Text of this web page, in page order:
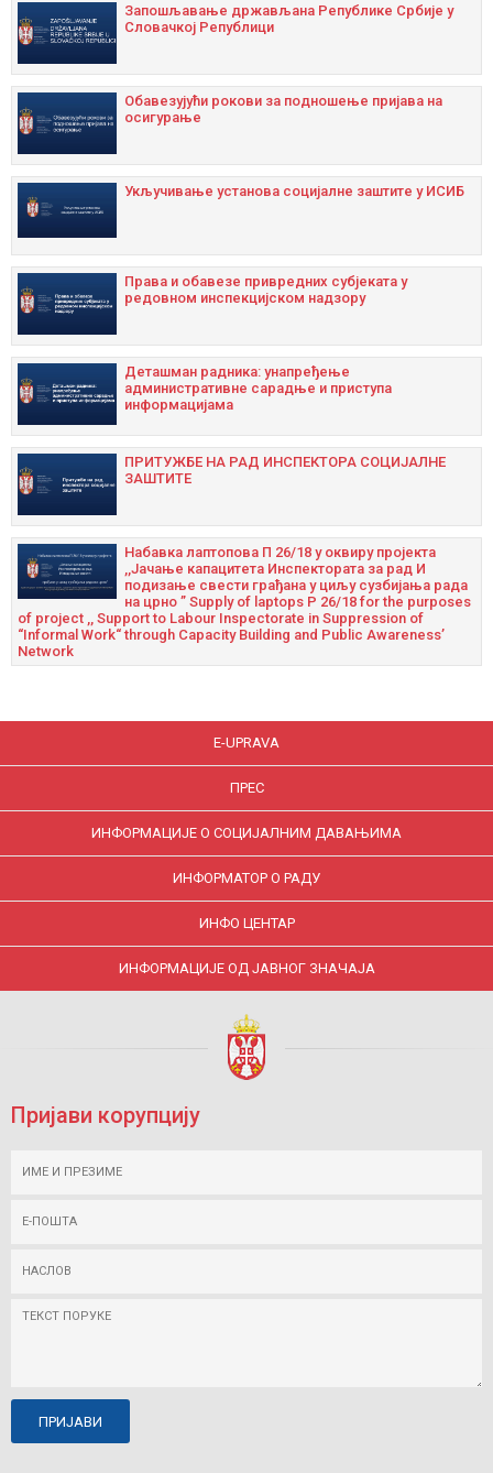
Запошљавање држављана Републике Србије у
Словачкој Републици
Oбавезујући рокови за подношење пријава на
осигурање
Укључивање установа социјалне заштите у ИСИБ
Права и обавезе привредних субјеката у
редовном инспекцијском надзору
Дeташман радника: унапрeђeњe
административнe сарадњe и приступа
информацијама
ПРИТУЖБЕ НА РАД ИНСПЕКТОРА СОЦИЈАЛНЕ
ЗАШТИТЕ
Набавка лаптопова П 26/18 у оквиру пројекта
,,Јачање капацитета Инспектората за рад И
подизање свести грађана у циљу сузбијања рада
на црно ” Supply of laptops P 26/18 for the purposes
of project ,, Support to Labour Inspectorate in Suppression of
“Informal Work“ through Capacity Building and Public Awareness’
Network
E-UPRAVA
ПРЕС
ИНФОРМАЦИЈЕ О СОЦИЈАЛНИМ ДАВАЊИМА
ИНФОРМАТОР О РАДУ
ИНФО ЦЕНТАР
ИНФОРМАЦИЈЕ ОД ЈАВНОГ ЗНАЧАЈА
Пријави корупцију